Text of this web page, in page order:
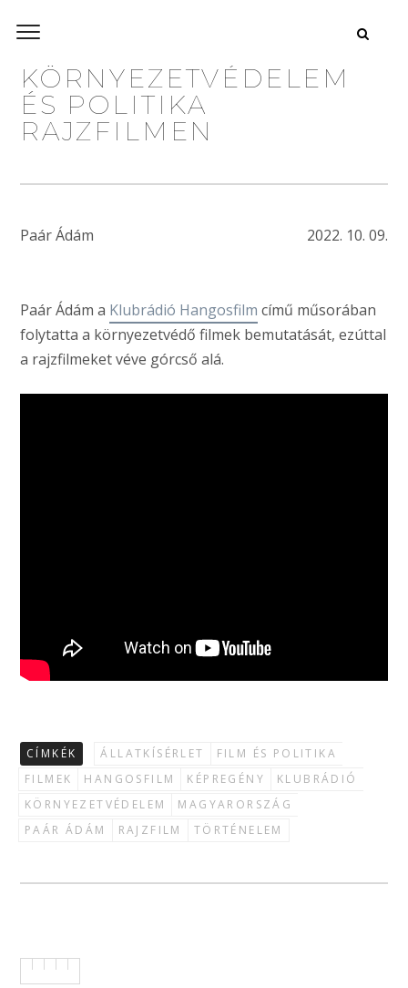
KÖRNYEZETVÉDELEM
ÉS POLITIKA
RAJZFILMEN
Paár Ádám 2022. 10. 09.
Paár Ádám a Klubrádió Hangosfilm című műsorában
folytatta a környezetvédő filmek bemutatását, ezúttal
a rajzfilmeket véve górcső alá.
CÍMKÉK ÁLLATKÍSÉRLET
FILM ÉS POLITIKA
FILMEK
HANGOSFILM KÉPREGÉNY
KLUBRÁDIÓ
KÖRNYEZETVÉDELEM
MAGYARORSZÁG
PAÁR ÁDÁM
RAJZFILM TÖRTÉNELEM